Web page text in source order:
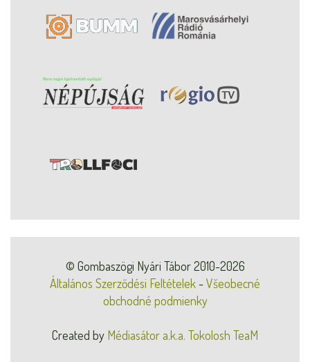
© Gombaszögi Nyári Tábor 2010-2026
Általános Szerződési Feltételek -Všeobecné
obchodné podmienky
Created by Médiasátor a.k.a. Tokolosh TeaM